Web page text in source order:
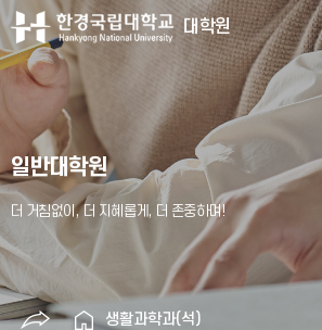
대학원
일반대학원
생활과학과(석)